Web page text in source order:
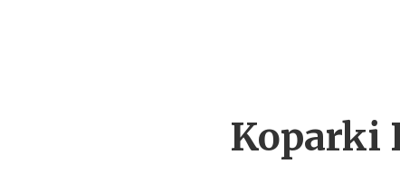
Koparki